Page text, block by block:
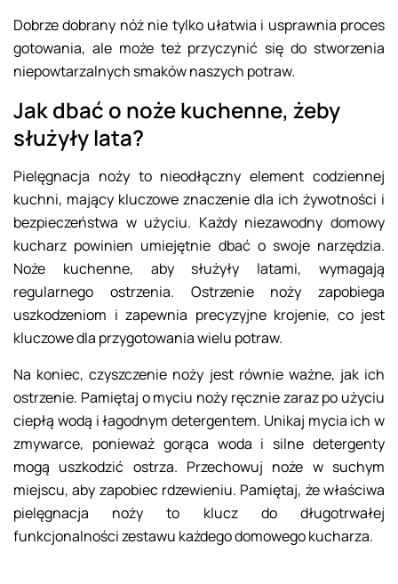
Dobrze dobrany nóż nie tylko ułatwia i usprawnia proces
gotowania, ale może też przyczynić się do stworzenia
niepowtarzalnych smaków naszych potraw.
Jak dbać o noże kuchenne, żeby
służyły lata?
Pielęgnacja noży to nieodłączny element codziennej
kuchni, mający kluczowe znaczenie dla ich żywotności i
bezpieczeństwa w użyciu. Każdy niezawodny domowy
kucharz powinien umiejętnie dbać o swoje narzędzia.
Noże kuchenne, aby służyły latami, wymagają
regularnego ostrzenia. Ostrzenie noży zapobiega
uszkodzeniom i zapewnia precyzyjne krojenie, co jest
kluczowe dla przygotowania wielu potraw.
Na koniec, czyszczenie noży jest równie ważne, jak ich
ostrzenie. Pamiętaj o myciu noży ręcznie zaraz po użyciu
ciepłą wodą i łagodnym detergentem. Unikaj mycia ich w
zmywarce, ponieważ gorąca woda i silne detergenty
mogą uszkodzić ostrza. Przechowuj noże w suchym
miejscu, aby zapobiec rdzewieniu. Pamiętaj, że właściwa
pielęgnacja noży to klucz do długotrwałej
funkcjonalności zestawu każdego domowego kucharza.